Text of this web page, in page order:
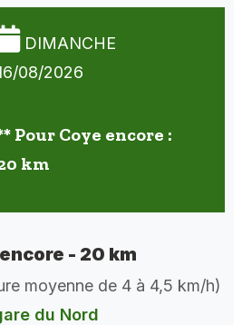
DIMANCHE
08/2026
Pour Coye encore :
km
- 20 km
moyenne de 4 à 4,5 km/h)
du Nord